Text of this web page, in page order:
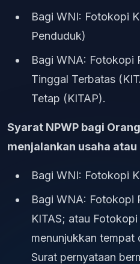
Bagi WNI: Fotokopi
Penduduk)
Bagi WNA: Fotokopi
Tinggal Terbatas
Tetap (KITAP).
Syarat NPWP bagi
menjalankan usaha
Bagi WNI: Fotokopi
Bagi WNA: Fotokopi
KITAS; atau
menunjukkan tempat
Surat pernyataan